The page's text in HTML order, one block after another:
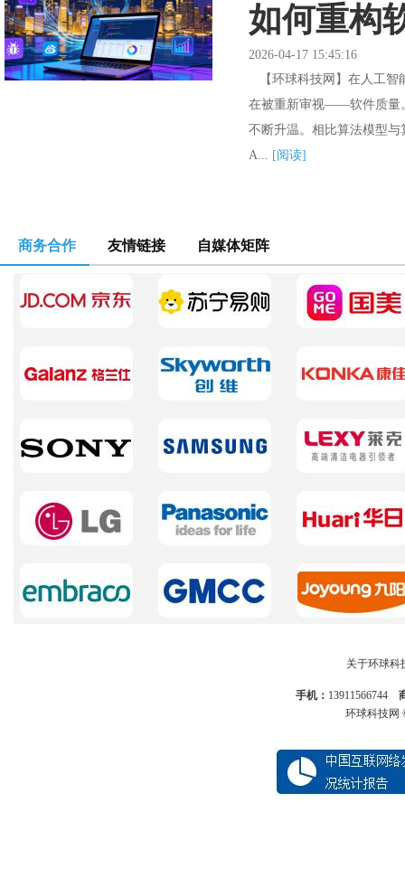
如何重构
2026-04-17 15:45:16
【环球科技网】在人工智
在被重新审视——软件质量
不断升温。相比算法模型
A... [阅读]
商务合作 友情链接 自媒体矩阵
关于环球科
手机： 13911566744
环球科技网